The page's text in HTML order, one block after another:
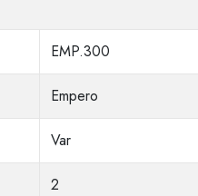
EMP.300
Empero
Var
2